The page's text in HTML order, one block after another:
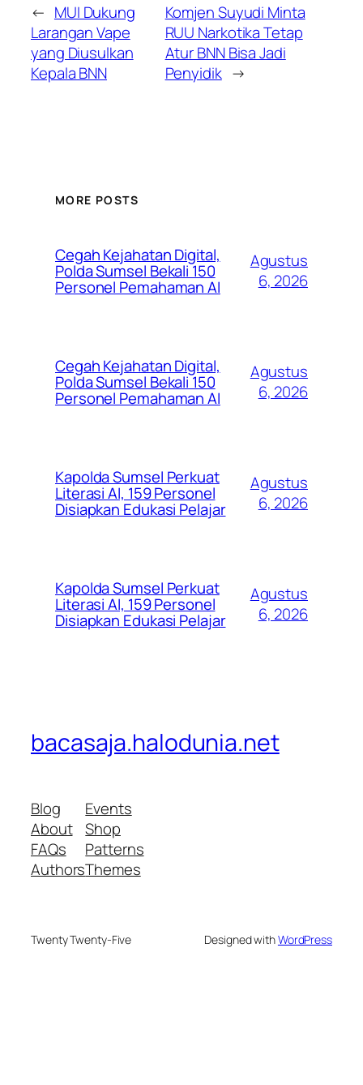
← MUI Dukung
Larangan Vape
yang Diusulkan
Kepala BNN
Komjen Suyudi Minta
RUU Narkotika Tetap
Atur BNN Bisa Jadi
Penyidik →
MORE POSTS
Cegah Kejahatan Digital,
Polda Sumsel Bekali 150
Personel Pemahaman AI
Agustus
6, 2026
Cegah Kejahatan Digital,
Polda Sumsel Bekali 150
Personel Pemahaman AI
Agustus
6, 2026
Kapolda Sumsel Perkuat
Literasi AI, 159 Personel
Disiapkan Edukasi Pelajar
Agustus
6, 2026
Kapolda Sumsel Perkuat
Literasi AI, 159 Personel
Disiapkan Edukasi Pelajar
Agustus
6, 2026
bacasaja.halodunia.net
Blog
About
FAQs
Authors
Events
Shop
Patterns
Themes
Twenty Twenty-Five Designed withWordPress